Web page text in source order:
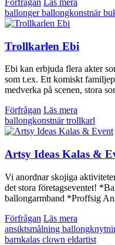
ballongerballongkonstnär
Trollkarlen Ebi
Ebi kan erbjuda flera akter
som t.ex. Ett komiskt
medverka på scenen, stora
Förfrågan Läs mera
ballongkonstnärtrollkarl
Artsy Ideas Kalas &
Vi anordnar skojiga
det stora företagseventet!
ballongarmband *Proffsig
Förfrågan Läs mera
ansiktsmålning
barnkalas clown eldartist